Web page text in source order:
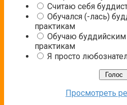
Считаю себя
Обучался (-лась)
практикам
Обучаю
практикам
Я просто
Просмотреть